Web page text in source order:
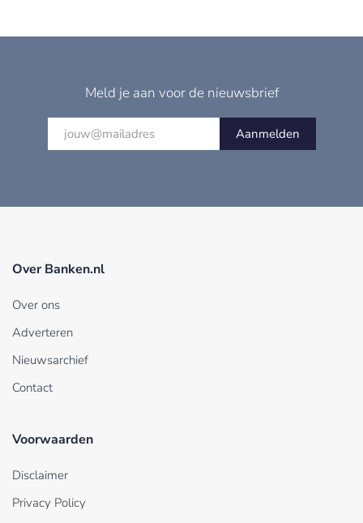
Meld je aan voor de nieuwsbrief
Aanmelden
Over Banken.nl
Over ons
Adverteren
Nieuwsarchief
Contact
Voorwaarden
Disclaimer
Privacy Policy